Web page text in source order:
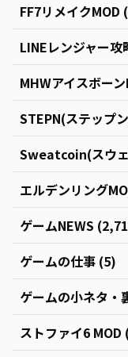
FF7リメイクMOD
LINEレンジャー攻
MHWアイスボー
STEPN(ステップ
Sweatcoin(スウ
エルデンリング
ゲームNEWS
ゲームの仕事 (5)
ゲームの小ネタ・
ストファイ6 MOD